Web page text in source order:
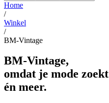
Home
/
Winkel
/
BM-Vintage
BM-Vintage,
omdat je mode zoekt
én meer.